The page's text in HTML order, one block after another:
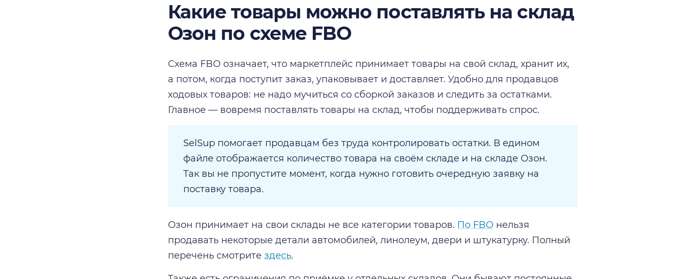
Какие товары можно поставлять на склад
Озон по схеме FBO
Схема FBO означает, что маркетплейс принимает товары на свой склад, хранит их,
а потом, когда поступит заказ, упаковывает и доставляет. Удобно для продавцов
ходовых товаров: не надо мучиться со сборкой заказов и следить за остатками.
Главное — вовремя поставлять товары на склад, чтобы поддерживать спрос.
SelSup помогает продавцам без труда контролировать остатки. В едином
файле отображается количество товара на своём складе и на складе Озон.
Так вы не пропустите момент, когда нужно готовить очередную заявку на
поставку товара.
Озон принимает на свои склады не все категории товаров. По FBO нельзя
продавать некоторые детали автомобилей, линолеум, двери и штукатурку. Полный
перечень смотрите здесь.